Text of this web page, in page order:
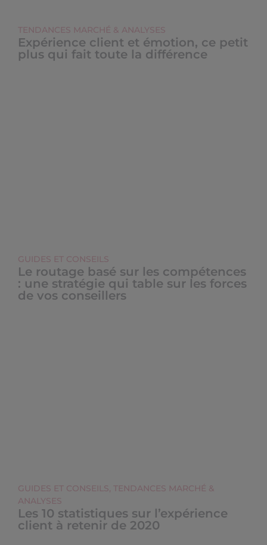
TENDANCES MARCHÉ & ANALYSES
Expérience client et émotion, ce petit
plus qui fait toute la différence
GUIDES ET CONSEILS
Le routage basé sur les compétences
: une stratégie qui table sur les forces
de vos conseillers
GUIDES ET CONSEILS, TENDANCES MARCHÉ &
ANALYSES
Les 10 statistiques sur l’expérience
client à retenir de 2020